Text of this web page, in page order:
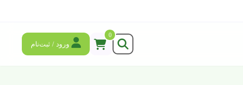
0
ورود / ثبت‌نام